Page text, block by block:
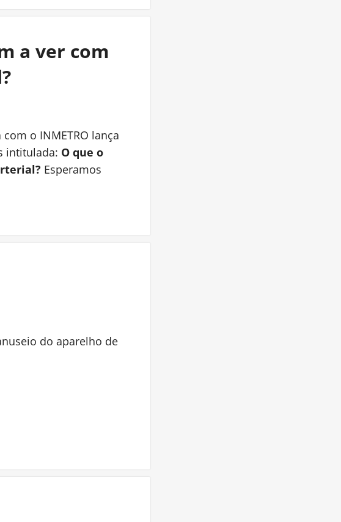
a ver com
o INMETRO lança
intitulada: O que o
Esperamos
do aparelho de